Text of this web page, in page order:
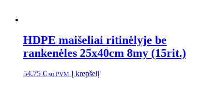
HDPE maišeliai ritinėlyje be
rankenėles 25x40cm 8my (15rit.)
54.75 € su PVM Į krepšelį